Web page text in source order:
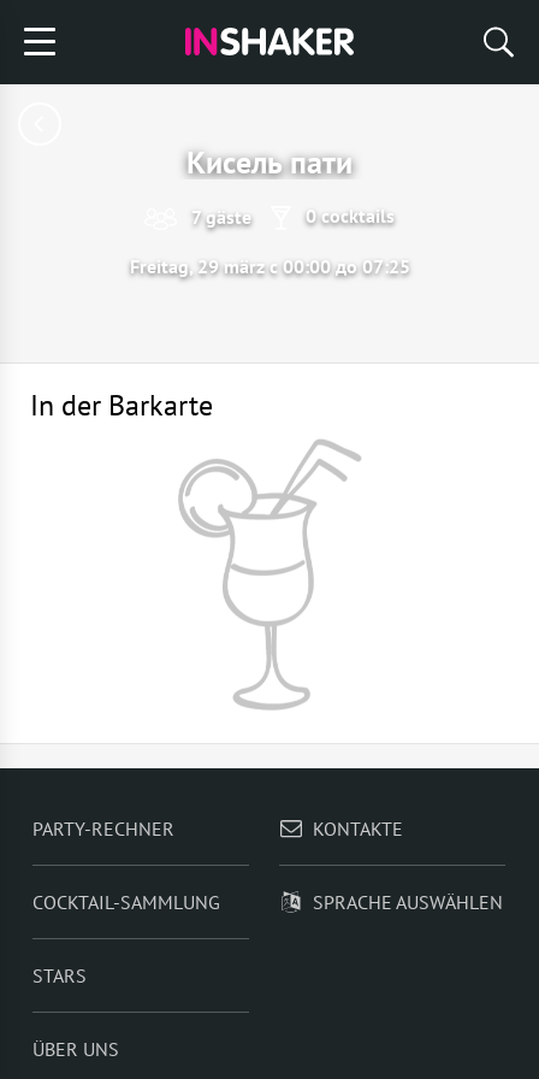
Кисель пати
7 gäste 0 cocktails
Freitag, 29 märz с 00:00 до 07:25
In der Barkarte
PARTY-RECHNER
COCKTAIL-SAMMLUNG
STARS
ÜBER UNS
KONTAKTE
SPRACHE AUSWÄHLEN